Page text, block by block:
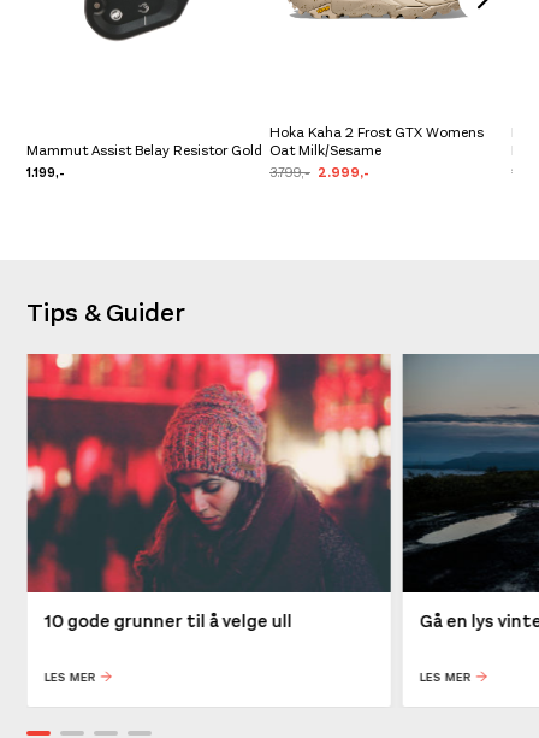
Mammut Assist Belay Resistor Gold
1.199,-
Hoka Kaha 2 Frost GTX Womens
Oat Milk/Sesame
3.799,- 2.999,-
Tips & Guider
10 gode grunner til å velge ull
LES MER
Gå en lys
LES MER